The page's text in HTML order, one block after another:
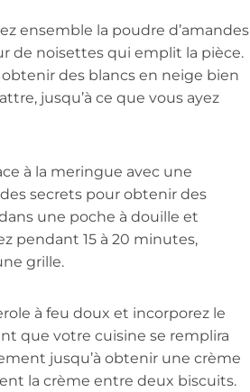
ensemble la poudre d’amandes
de noisettes qui emplit la pièce.
des blancs en neige bien
jusqu’à ce que vous ayez
à la meringue avec une
secrets pour obtenir des
une poche à douille et
pendant 15 à 20 minutes,
grille.
à feu doux et incorporez le
que votre cuisine se remplira
jusqu’à obtenir une crème
la crème entre deux biscuits.